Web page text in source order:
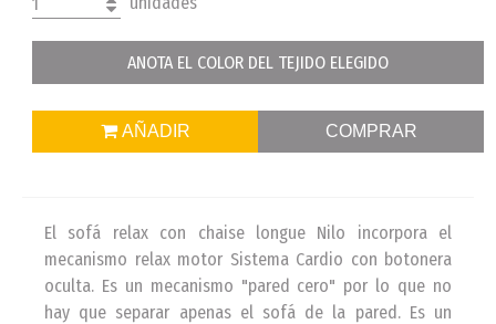
ANOTA EL COLOR DEL TEJIDO ELEGIDO
AÑADIR COMPRAR
El sofá relax con chaise longue Nilo incorpora el
mecanismo relax motor Sistema Cardio con botonera
oculta. Es un mecanismo "pared cero" por lo que no
hay que separar apenas el sofá de la pared. Es un